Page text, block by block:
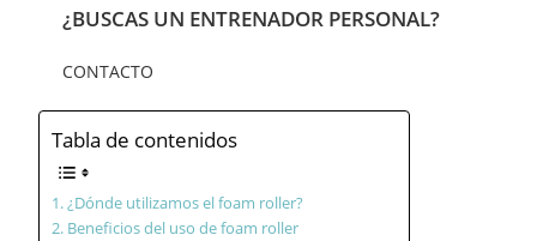
¿BUSCAS UN ENTRENADOR PERSONAL?
CONTACTO
Tabla de contenidos
¿Dónde utilizamos el foam roller?
Beneficios del uso de foam roller